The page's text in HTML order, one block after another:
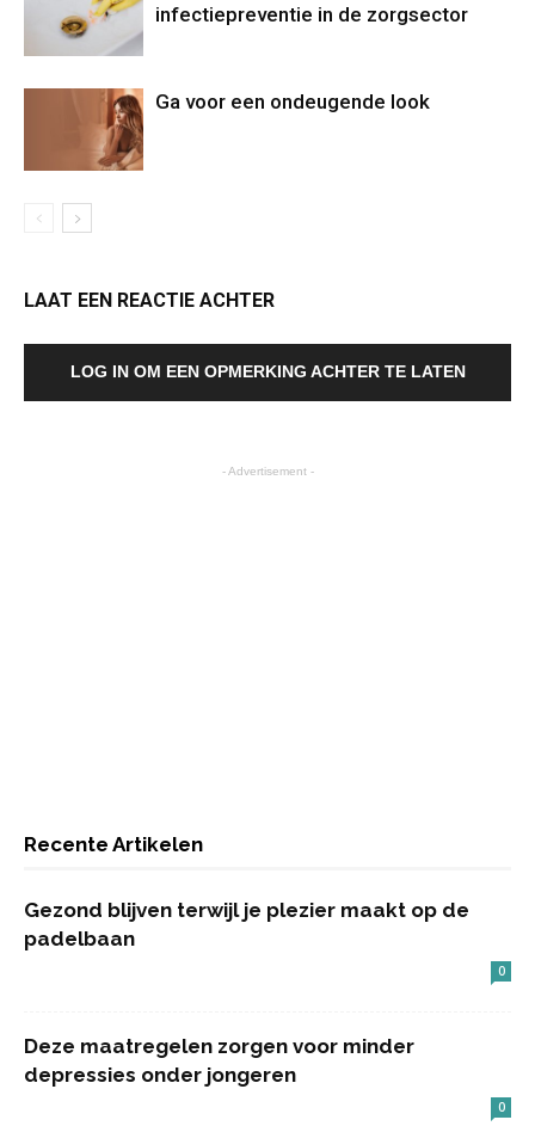
infectiepreventie in de zorgsector
Ga voor een ondeugende look
LAAT EEN REACTIE ACHTER
LOG IN OM EEN OPMERKING ACHTER TE LATEN
- Advertisement -
Recente Artikelen
Gezond blijven terwijl je plezier maakt op de
padelbaan
0
Deze maatregelen zorgen voor minder
depressies onder jongeren
0